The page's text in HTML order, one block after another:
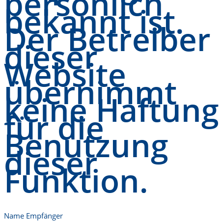
bekannt ist.
Der Betreiber
dieser
Website
übernimmt
keine Haftung
für die
Benutzung
dieser
Funktion.
Name Empfänger